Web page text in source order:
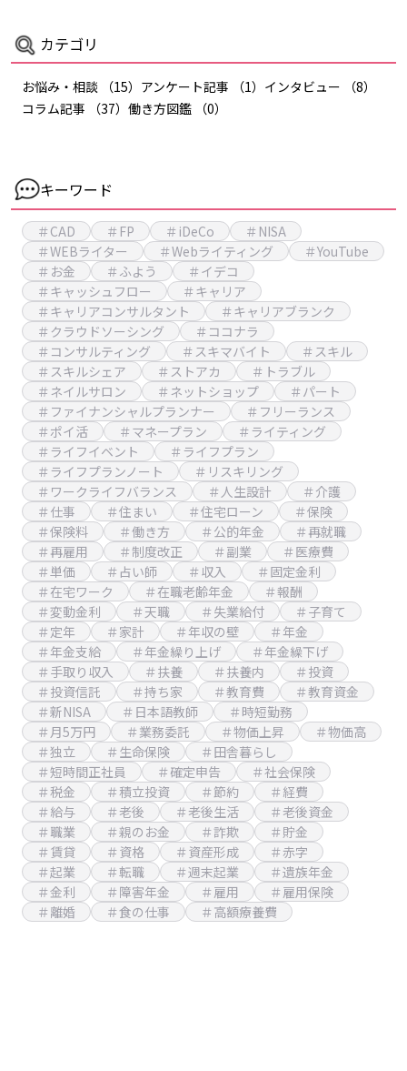
カテゴリ
お悩み・相談 （15） アンケート記事 （1） インタビュー
（8）
コラム記事
（37） 働き方図鑑 （0）
キーワード
＃CAD ＃FP ＃iDeCo
＃NISA
＃WEBライター
＃Webライティング
＃YouTube
＃お金
＃ふよう
＃イデコ
＃キャッシュフロー
＃キャリア
＃キャリアコンサルタント
＃キャリアブランク
＃クラウドソーシング
＃ココナラ
＃コンサルティング
＃スキマバイト
＃スキル
＃スキルシェア
＃ストアカ
＃トラブル
＃ネイルサロン
＃ネットショップ
＃パート
＃ファイナンシャルプランナー
＃フリーランス
＃ポイ活
＃マネープラン
＃ライティング
＃ライフイベント
＃ライフプラン
＃ライフプランノート
＃リスキリング
＃ワークライフバランス
＃人生設計
＃介護
＃仕事
＃住まい ＃住宅ローン
＃保険
＃保険料
＃働き方 ＃公的年金
＃再就職
＃再雇用
＃制度改正 ＃副業
＃医療費
＃単価
＃占い師 ＃収入
＃固定金利
＃在宅ワーク
＃在職老齢年金
＃報酬
＃変動金利
＃天職 ＃失業給付
＃子育て
＃定年
＃家計 ＃年収の壁
＃年金
＃年金支給
＃年金繰り上げ
＃年金繰下げ
＃手取り収入
＃扶養 ＃扶養内
＃投資
＃投資信託
＃持ち家 ＃教育費
＃教育資金
＃新NISA
＃日本語教師
＃時短勤務
＃月5万円
＃業務委託 ＃物価上昇
＃物価高
＃独立
＃生命保険
＃田舎暮らし
＃短時間正社員
＃確定申告
＃社会保険
＃税金
＃積立投資 ＃節約
＃経費
＃給与
＃老後 ＃老後生活
＃老後資金
＃職業
＃親のお金 ＃詐欺
＃貯金
＃賃貸
＃資格 ＃資産形成
＃赤字
＃起業
＃転職 ＃週末起業
＃遺族年金
＃金利
＃障害年金 ＃雇用
＃雇用保険
＃離婚
＃食の仕事 ＃高額療養費